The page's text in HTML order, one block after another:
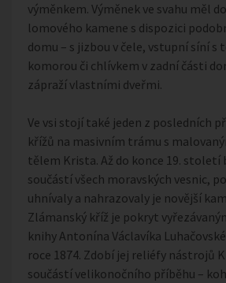
výměnkem. Výměnek ve svahu měl
lomového kamene s dispozici
domu – s jizbou v čele, vstupní síní s
komorou či chlívkem v zadní části
zápraží vlastními dveřmi.
Ve vsi stojí také jeden z posledních
křížů na masivním trámu s
tělem Krista. Až do konce 19. století
součástí všech moravských vesnic,
uhnívaly a nahrazovaly je novější
Zlámanský kříž je pokryt
knihy Antonína Václavíka
roce 1874. Zdobí jej reliéfy nástrojů
součástí velikonočního příběhu –